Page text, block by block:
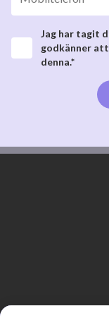
Jag har tagit
godkänner
denna.*